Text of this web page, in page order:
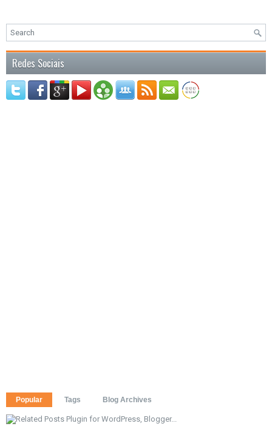
Redes Sociais
Popular Tags Blog Archives